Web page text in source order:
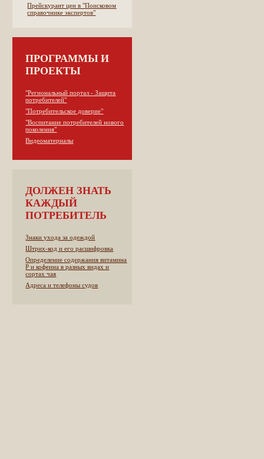
Прейскурант цен в "Поисковом
справочнике экспертов"
ПРОГРАММЫ И
ПРОЕКТЫ
"Региональный портал - Защита
потребителей"
"Потребительское доверие"
"Воспитание потребителей нового
поколения"
Видеоматериалы
ДОЛЖЕН ЗНАТЬ
КАЖДЫЙ
ПОТРЕБИТЕЛЬ
Знаки ухода за одеждой
Штрих-код и его расшифровка
Определение содержания витамина
Р и кофеина в разных видах и
сортах чая
Адреса и телефоны судов